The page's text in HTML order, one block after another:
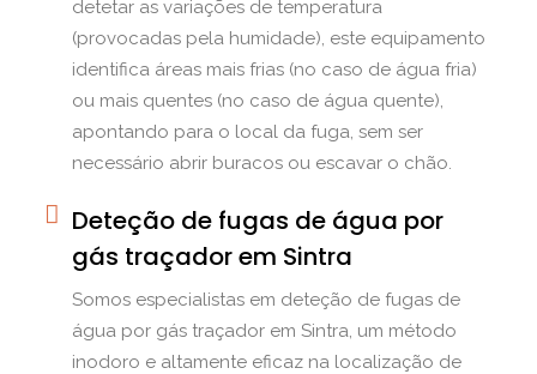
detetar as variações de temperatura
(provocadas pela humidade), este equipamento
identifica áreas mais frias (no caso de água fria)
ou mais quentes (no caso de água quente),
apontando para o local da fuga, sem ser
necessário abrir buracos ou escavar o chão.
Deteção de fugas de água por
gás traçador em Sintra
Somos especialistas em deteção de fugas de
água por gás traçador em Sintra, um método
inodoro e altamente eficaz na localização de